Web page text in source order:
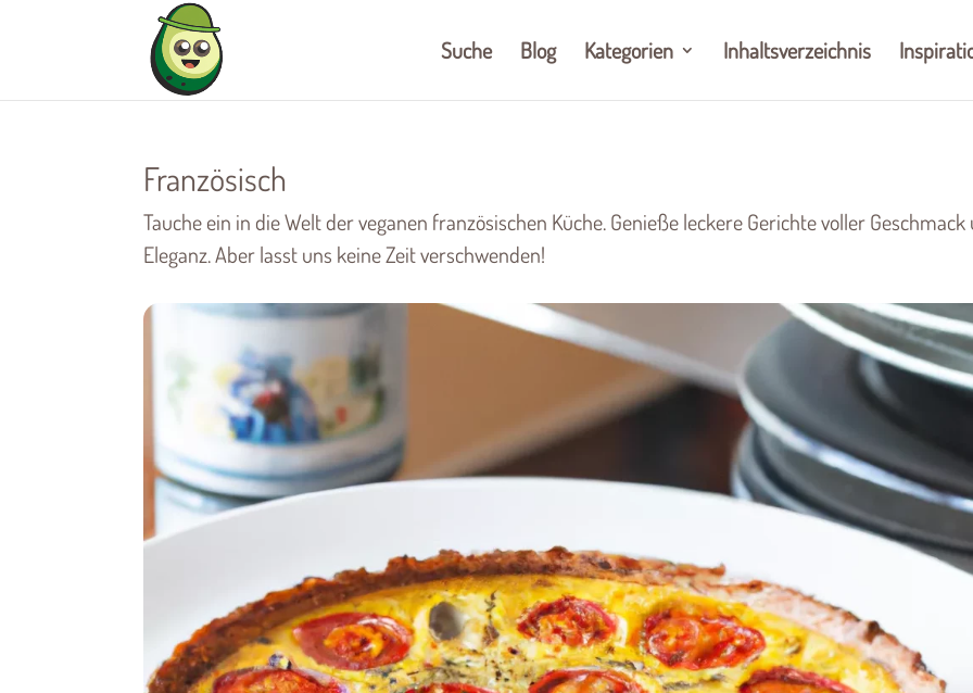
Suche Blog Kategorien Inhaltsverzeichnis
Französisch
Tauche ein in die Welt der veganen französischen Küche. Genieße leckere Gerichte voller Geschmack
Eleganz. Aber lasst uns keine Zeit verschwenden!